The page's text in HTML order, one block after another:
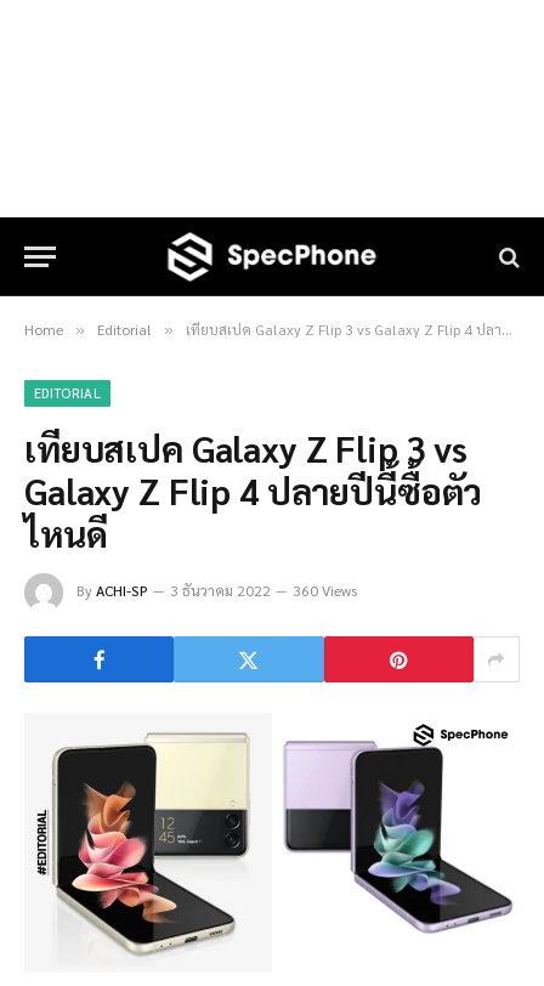
Home » Editorial » เทียบสเปค Galaxy Z Flip 3 vs Galaxy Z Flip 4 ปลายปีนี้ซื้อตัวไหนดี
EDITORIAL
เทียบสเปค Galaxy Z Flip 3 vs
Galaxy Z Flip 4 ปลายปีนี้ซื้อตัว
ไหนดี
ByACHI-SP 3 ธันวาคม 2022 360 Views